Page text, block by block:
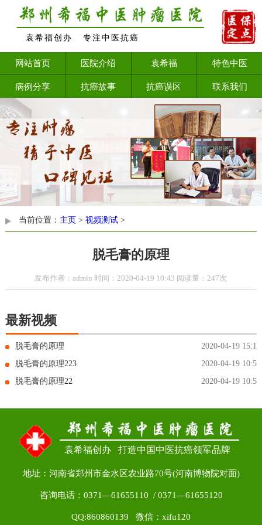
袁希福创办 专注中医抗癌
网站首页 医院介绍 袁希福 特色中医
病例分享 抗癌故事 抗癌误区 联系我们
当前位置： 主页 > 视频测试>
脱毛膏的原理
发布作者：admin 时间：2020-04-19 10:43 阅读量：247次
最新视频
脱毛膏的原理
2020-04-19
脱毛膏的原理223
2020-04-19
脱毛膏的原理22
2020-04-19
袁希福创办 打造中国中医抗癌领军品牌
地址：河南省郑州市金水区农业路70号(河南博物院对面)
咨询电话：0371—61655110 / 0371—61655120
QQ:860860139 微信：xifu120